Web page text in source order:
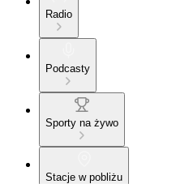
Radio
Podcasty
Sporty na żywo
Stacje w pobliżu